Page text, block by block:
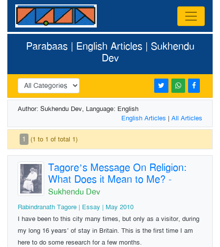
Parabaas | English Articles | Sukhendu
Dev
Author: Sukhendu Dev, Language: English
English Articles | All Articles
1 (1 to 1 of total 1)
Tagore’s Message On Religion:
What Does it Mean to Me? -
Sukhendu Dev
Rabindranath Tagore | Essay | May 2010
I have been to this city many times, but only as a visitor, during
my long 16 years’ of stay in Britain. This is the first time I am
here to do some research for a few months.